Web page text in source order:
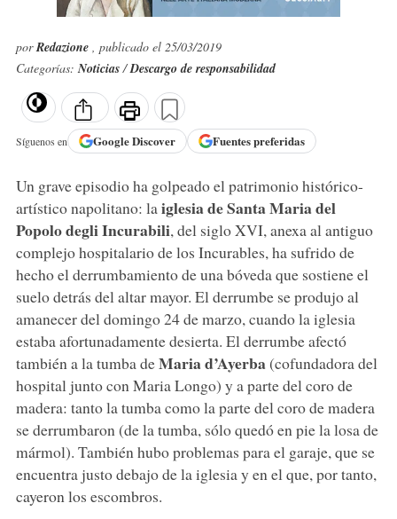
porRedazione , publicado el 25/03/2019
Categorías:Noticias/Descargo de responsabilidad
Síguenos en GoogleDiscover Fuentes preferidas
Un grave episodio ha golpeado el patrimonio histórico-
artístico napolitano: la iglesia de Santa Maria del
Popolo degli Incurabili, del siglo XVI, anexa al antiguo
complejo hospitalario de los Incurables, ha sufrido de
hecho el derrumbamiento de una bóveda que sostiene el
suelo detrás del altar mayor. El derrumbe se produjo al
amanecer del domingo 24 de marzo, cuando la iglesia
estaba afortunadamente desierta. El derrumbe afectó
también a la tumba deMaria d’Ayerba(cofundadora del
hospital junto con Maria Longo) y a parte del coro de
madera: tanto la tumba como la parte del coro de madera
se derrumbaron (de la tumba, sólo quedó en pie la losa de
mármol). También hubo problemas para el garaje, que se
encuentra justo debajo de la iglesia y en el que, por tanto,
cayeron los escombros.